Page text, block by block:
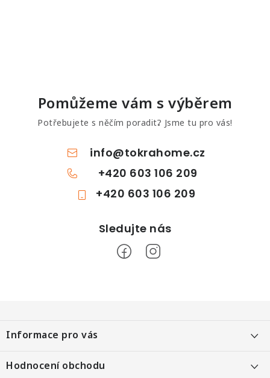
Pomůžeme vám s výběrem
Potřebujete s něčím poradit? Jsme tu pro vás!
info@tokrahome.cz
+420 603 106 209
+420 603 106 209
á
p
a
Informace pro vás
Objednání po telefonu
Hodnocení obchodu